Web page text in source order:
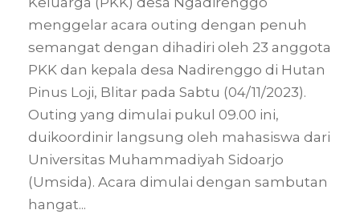
menggelar acara outing dengan penuh
semangat dengan dihadiri oleh 23 anggota
PKK dan kepala desa Nadirenggo di Hutan
Pinus Loji, Blitar pada Sabtu (04/11/2023).
Outing yang dimulai pukul 09.00 ini,
duikoordinir langsung oleh mahasiswa dari
Universitas Muhammadiyah Sidoarjo
(Umsida). Acara dimulai dengan sambutan
hangat...